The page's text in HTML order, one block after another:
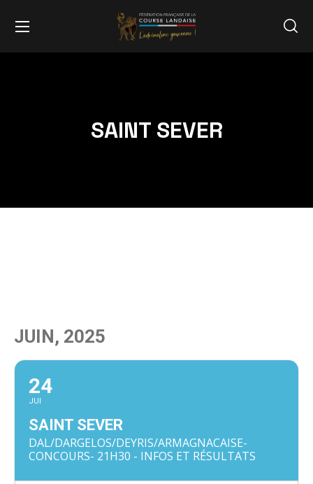
SAINT SEVER
JUIN, 2025
24
JUI
SAINT SEVER
DAL/DARGELOS/DEYRIS/ARMAGNACAISE-
CONCOURS- 21H30 - INFOS ET RÉSULTATS